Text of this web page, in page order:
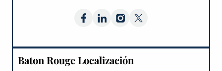
Baton Rouge Localización